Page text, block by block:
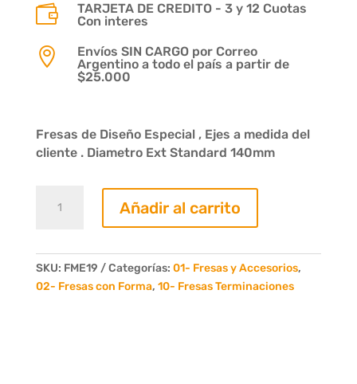

TARJETA DE CREDITO - 3 y 12 Cuotas
Con interes

Envíos SIN CARGO por Correo
Argentino a todo el país a partir de
$25.000
Fresas de Diseño Especial , Ejes a medida del
cliente . Diametro Ext Standard 140mm
Terminaciones
1/2x1
4
Añadir al carrito
SKU: FME19 Categorías: 01- Fresas y Accesorios,
02- Fresas con Forma, 10- Fresas Terminaciones